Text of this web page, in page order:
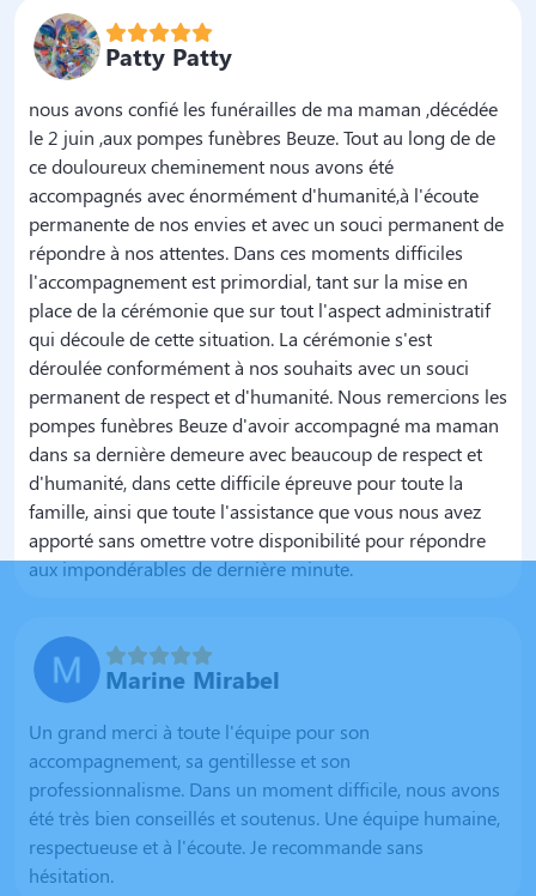
Patty Patty
nous avons confié les funérailles de ma maman ,décédée
le 2 juin ,aux pompes funèbres Beuze. Tout au long de de
ce douloureux cheminement nous avons été
accompagnés avec énormément d'humanité,à l'écoute
permanente de nos envies et avec un souci permanent de
répondre à nos attentes. Dans ces moments difficiles
l'accompagnement est primordial, tant sur la mise en
place de la cérémonie que sur tout l'aspect administratif
qui découle de cette situation. La cérémonie s'est
déroulée conformément à nos souhaits avec un souci
permanent de respect et d'humanité. Nous remercions les
pompes funèbres Beuze d'avoir accompagné ma maman
dans sa dernière demeure avec beaucoup de respect et
d'humanité, dans cette difficile épreuve pour toute la
famille, ainsi que toute l'assistance que vous nous avez
apporté sans omettre votre disponibilité pour répondre
aux impondérables de dernière minute.
Marine Mirabel
Un grand merci à toute l'équipe pour son
accompagnement, sa gentillesse et son
professionnalisme. Dans un moment difficile, nous avons
été très bien conseillés et soutenus. Une équipe humaine,
respectueuse et à l'écoute. Je recommande sans
hésitation.